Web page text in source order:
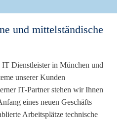
und mittelständische
IT Dienstleister in München und
unserer Kunden
IT-Partner stehen wir Ihnen
eines neuen Geschäfts
Arbeitsplätze technische